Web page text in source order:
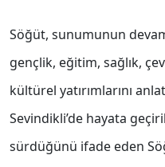
Söğüt, sunumunun
gençlik, eğitim, sağlık,
kültürel yatırımlarını
Sevindikli’de hayata
sürdüğünü ifade eden